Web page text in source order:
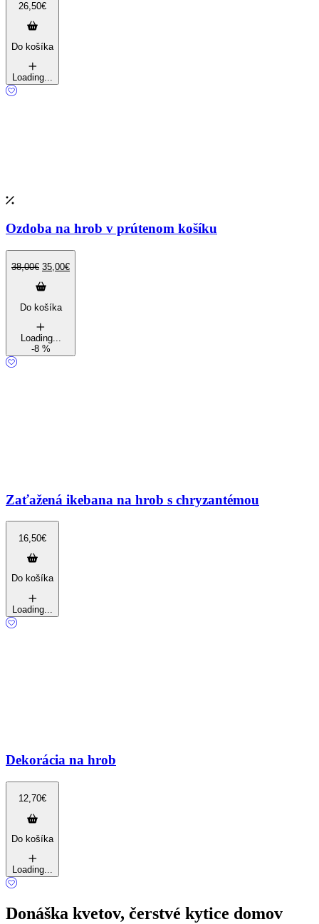
26,50€
Do košíka
Loading...
Ozdoba na hrob v prútenom košíku
38,00€ 35,00€
Do košíka
Loading...
-8 %
Zaťažená ikebana na hrob s chryzantémou
16,50€
Do košíka
Loading...
Dekorácia na hrob
12,70€
Do košíka
Loading...
Donáška kvetov, čerstvé kytice domov